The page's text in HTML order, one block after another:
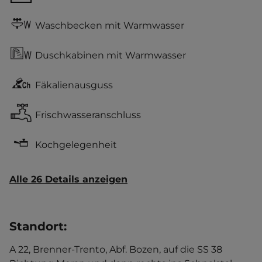
Waschbecken mit Warmwasser
Duschkabinen mit Warmwasser
Fäkalienausguss
Frischwasseranschluss
Kochgelegenheit
Alle 26 Details anzeigen
Standort:
A 22, Brenner-Trento, Abf. Bozen, auf die SS 38